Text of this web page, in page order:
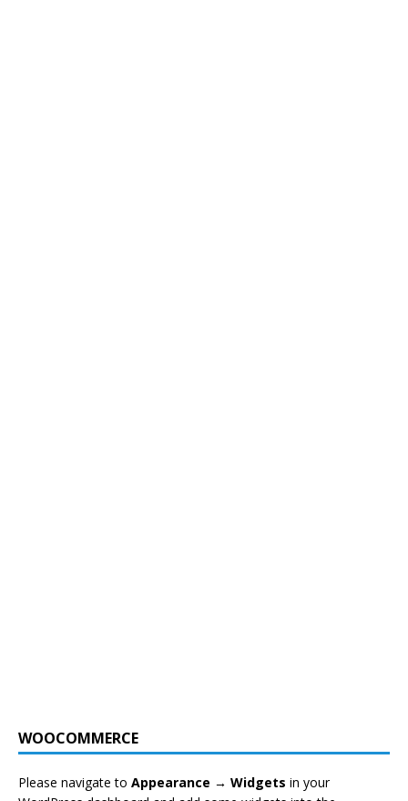
WOOCOMMERCE
Please navigate to Appearance → Widgets in your